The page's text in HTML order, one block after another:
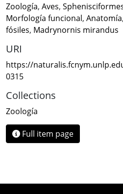
Zoología, Aves,
Morfología funcional, Anatomía,
fósiles, Madrynornis mirandus
URI
https://
0315
Collections
Zoología
Full item page